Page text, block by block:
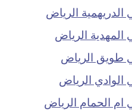
الرياض
الرياض
طويق الرياض
الرياض
الحمام الرياض